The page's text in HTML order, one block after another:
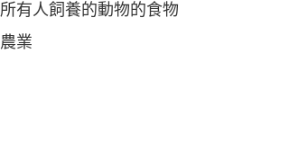
所有人飼養的動物的食物
農業